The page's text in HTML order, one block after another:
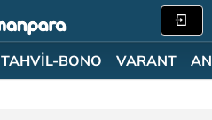
TAHVİL-BONO VARANT